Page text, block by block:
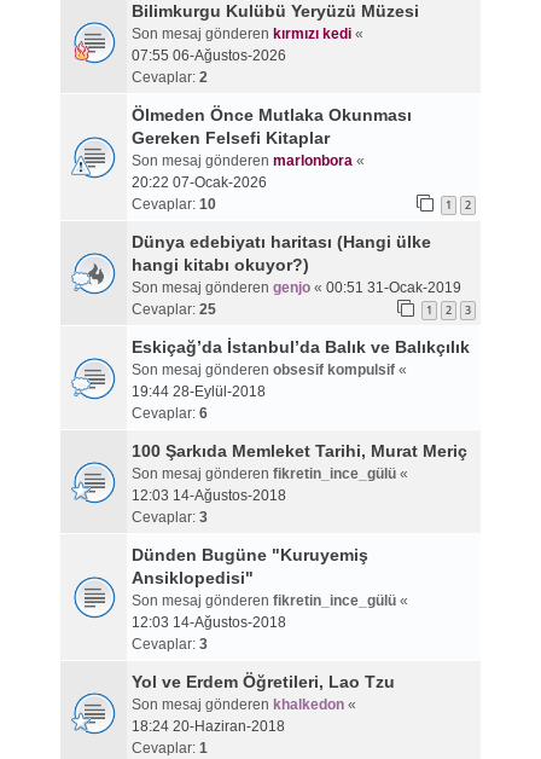
Bilimkurgu Kulübü Yeryüzü Müzesi
Son mesaj gönderen kırmızı kedi«
07:55 06-Ağustos-2026
Cevaplar: 2
Ölmeden Önce Mutlaka Okunması
Gereken Felsefi Kitaplar
Son mesaj gönderen marlonbora«
20:22 07-Ocak-2026
Cevaplar: 10 1 2
Dünya edebiyatı haritası (Hangi ülke
hangi kitabı okuyor?)
Son mesaj gönderen genjo« 00:51 31-Ocak-2019
Cevaplar: 25 1 2 3
Eskiçağ’da İstanbul’da Balık ve Balıkçılık
Son mesaj gönderen obsesif kompulsif«
19:44 28-Eylül-2018
Cevaplar: 6
100 Şarkıda Memleket Tarihi, Murat Meriç
Son mesaj gönderen fikretin_ince_gülü«
12:03 14-Ağustos-2018
Cevaplar: 3
Dünden Bugüne "Kuruyemiş
Ansiklopedisi"
Son mesaj gönderen fikretin_ince_gülü«
12:03 14-Ağustos-2018
Cevaplar: 3
Yol ve Erdem Öğretileri, Lao Tzu
Son mesaj gönderen khalkedon«
18:24 20-Haziran-2018
Cevaplar: 1